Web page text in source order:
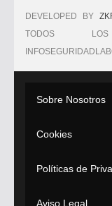
DEVELOPED BY
TODOS LOS
Sobre Nosotros
Cookies
Políticas de
Aviso Legal